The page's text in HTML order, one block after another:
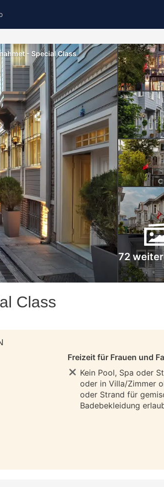
- Special Class
72
Class
Freizeit für Frauen und
Kein Pool, Spa oder
oder in Villa/Zimmer
oder Strand für
Badebekleidung